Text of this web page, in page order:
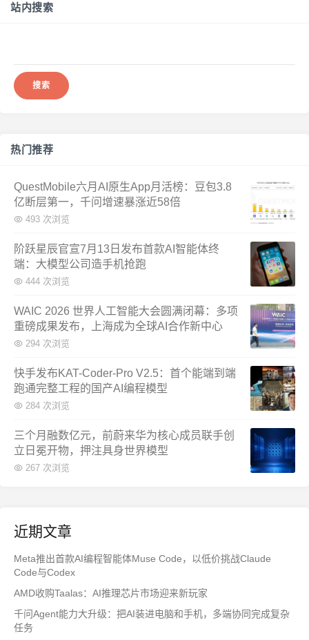
站内搜索
热门推荐
QuestMobile六月AI原生App月活榜：豆包3.8
亿断层第一，千问增速暴涨近58倍
493 次浏览
阶跃星辰官宣7月13日发布首款AI智能体终
端：大模型公司造手机抢跑
444 次浏览
WAIC 2026 世界人工智能大会圆满闭幕：多项
重磅成果发布，上海成为全球AI合作新中心
294 次浏览
快手发布KAT-Coder-Pro V2.5：首个能端到端
跑通完整工程的国产AI编程模型
284 次浏览
三个月融数亿元，前蔚来华为核心成员联手创
立日冕开物，押注具身世界模型
267 次浏览
近期文章
Meta推出首款AI编程智能体Muse Code，以低价挑战Claude
Code与Codex
AMD收购Taalas：AI推理芯片市场迎来新玩家
千问Agent能力大升级：把AI装进电脑和手机，多端协同完成复杂
任务